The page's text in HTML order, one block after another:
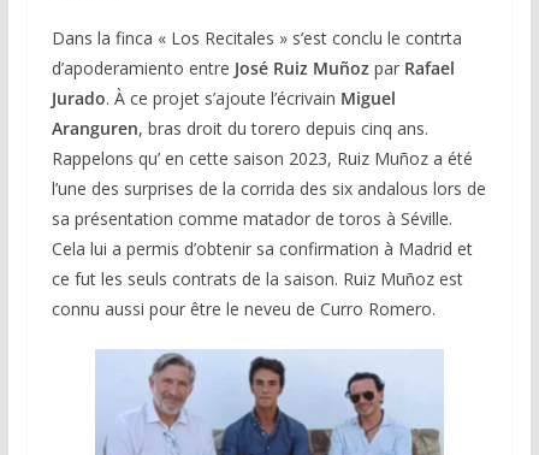
Dans la finca « Los Recitales » s’est conclu le contrta
d’apoderamiento entre José Ruiz Muñozpar Rafael
Jurado. À ce projet s’ajoute l’écrivain Miguel
Aranguren, bras droit du torero depuis cinq ans.
Rappelons qu’ en cette saison 2023, Ruiz Muñoz a été
l’une des surprises de la corrida des six andalous lors de
sa présentation comme matador de toros à Séville.
Cela lui a permis d’obtenir sa confirmation à Madrid et
ce fut les seuls contrats de la saison. Ruiz Muñoz est
connu aussi pour être le neveu de Curro Romero.